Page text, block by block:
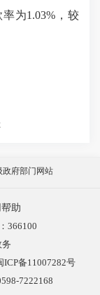
率为1.03%，较
政府部门网站
助
366100
ICP备11007282号
7222168